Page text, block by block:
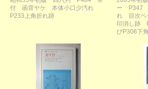
付 函背ヤケ 本体小口少汚れ
P233上角折れ跡
ー P347
れ 目次ペ
印消し跡
びP306下